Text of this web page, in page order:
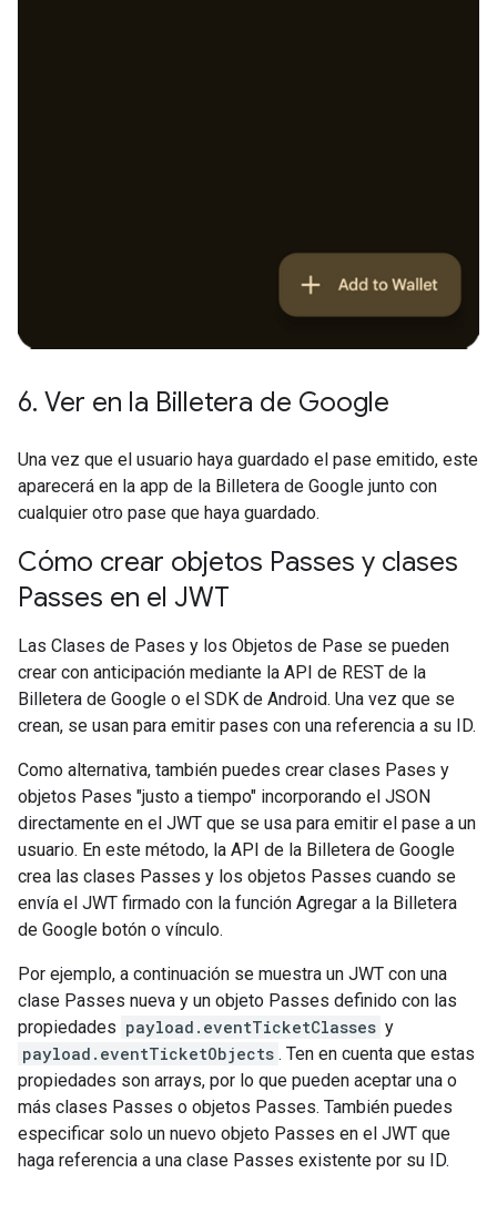
6. Ver en la Billetera de Google
Una vez que el usuario haya guardado el pase emitido, este
aparecerá en la app de la Billetera de Google junto con
cualquier otro pase que haya guardado.
Cómo crear objetos Passes y clases
Passes en el JWT
Las Clases de Pases y los Objetos de Pase se pueden
crear con anticipación mediante la API de REST de la
Billetera de Google o el SDK de Android. Una vez que se
crean, se usan para emitir pases con una referencia a su ID.
Como alternativa, también puedes crear clases Pases y
objetos Pases "justo a tiempo" incorporando el JSON
directamente en el JWT que se usa para emitir el pase a un
usuario. En este método, la API de la Billetera de Google
crea las clases Passes y los objetos Passes cuando se
envía el JWT firmado con la función Agregar a la Billetera
de Google botón o vínculo.
Por ejemplo, a continuación se muestra un JWT con una
clase Passes nueva y un objeto Passes definido con las
propiedades payload.eventTicketClasses y
payload.eventTicketObjects . Ten en cuenta que estas
propiedades son arrays, por lo que pueden aceptar una o
más clases Passes o objetos Passes. También puedes
especificar solo un nuevo objeto Passes en el JWT que
haga referencia a una clase Passes existente por su ID.